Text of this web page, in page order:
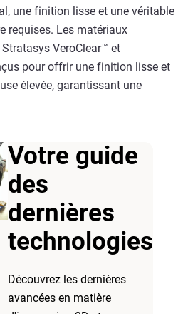
une finition lisse et une véritable
requises. Les matériaux
VeroClear™ et
pour offrir une finition lisse et
élevée, garantissant une
Votre guide
des
dernières
technologies
Découvrez les dernières
avancées en matière